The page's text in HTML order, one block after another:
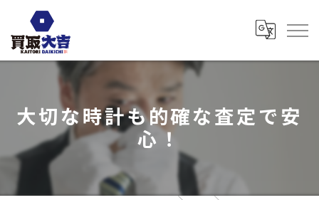
大切な時計も的確な査定で安
心！